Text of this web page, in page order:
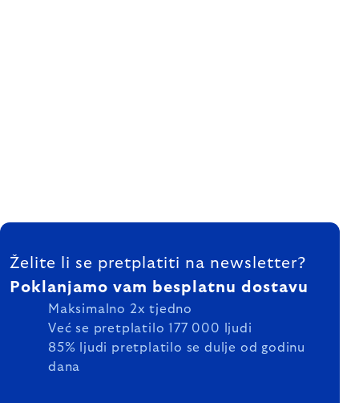
FOOTER
Želite li se pretplatiti na newsletter?
Poklanjamo vam besplatnu dostavu
Maksimalno 2x tjedno
Već se pretplatilo 177 000 ljudi
85% ljudi pretplatilo se dulje od godinu
dana